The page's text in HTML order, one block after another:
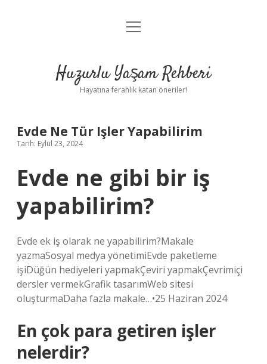
Anasayfa
Yasal Uyarı
menüyü
Huzurlu Yaşam Rehberi
Hayatına ferahlık katan öneriler!
Evde Ne Tür Işler Yapabilirim
Tarih: Eylül 23, 2024
Evde ne gibi bir iş
yapabilirim?
Evde ek iş olarak ne yapabilirim?Makale
yazmaSosyal medya yönetimiEvde paketleme
işiDüğün hediyeleri yapmakÇeviri yapmakÇevrimiçi
dersler vermekGrafik tasarımWeb sitesi
oluşturmaDaha fazla makale…•25 Haziran 2024
En çok para getiren işler
nelerdir?